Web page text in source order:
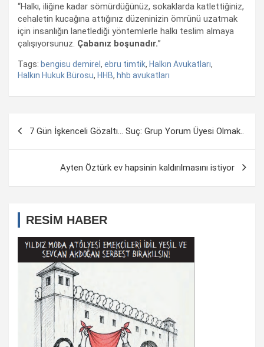
“Halkı, iliğine kadar sömürdüğünüz, sokaklarda katlettiğiniz,
cehaletin kucağına attığınız düzeninizin ömrünü uzatmak
için insanlığın lanetlediği yöntemlerle halkı teslim almaya
çalışıyorsunuz. Çabanız boşunadır.”
Tags: bengisu demirel , ebru timtik, Halkın Avukatları,
Halkın Hukuk Bürosu, HHB, hhb avukatları
dolaşımı
7 Gün İşkenceli Gözaltı… Suç: Grup Yorum Üyesi Olmak..
Ayten Öztürk ev hapsinin kaldırılmasını istiyor
RESİM HABER